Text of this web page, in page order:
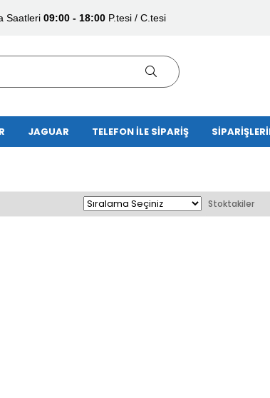
Saatleri 09:00 - 18:00P.tesi / C.tesi
JAGUAR TELEFON İLE SİPARİŞ
Stoktakiler